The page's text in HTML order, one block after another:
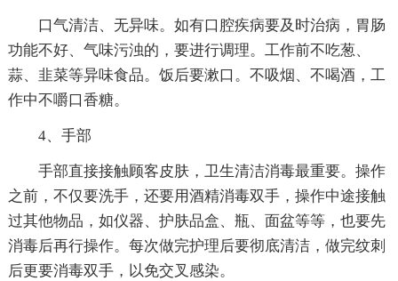
口气清洁、无异味。如有口腔疾病要及时治病，胃肠
功能不好、气味污浊的，要进行调理。工作前不吃葱、
蒜、韭菜等异味食品。饭后要漱口。不吸烟、不喝酒，工
作中不嚼口香糖。
4、手部
手部直接接触顾客皮肤，卫生清洁消毒最重要。操作
之前，不仅要洗手，还要用酒精消毒双手，操作中途接触
过其他物品，如仪器、护肤品盒、瓶、面盆等等，也要先
消毒后再行操作。每次做完护理后要彻底清洁，做完纹刺
后更要消毒双手，以免交叉感染。